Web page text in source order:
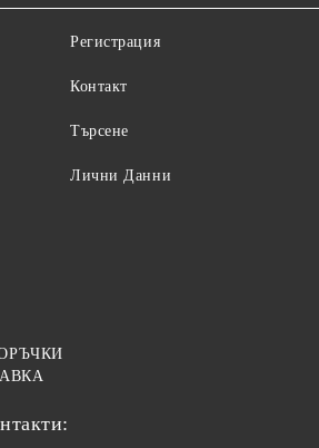
Регистрация
Контакт
Търсене
Лични Данни